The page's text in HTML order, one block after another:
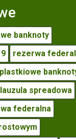
banknoty
rezerwa
plastkiowe
spreadowa
federalna